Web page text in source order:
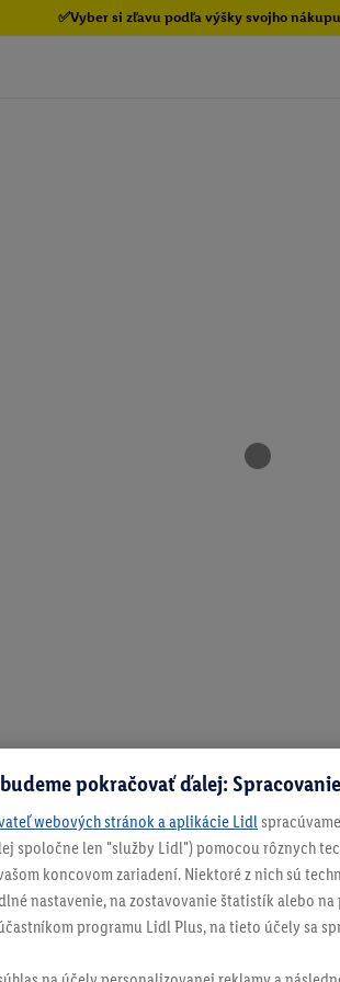
✅Vyber si zľavu podľa výšky svojho
pokračovať ďalej:
webových stránok a aplikácie Lidl
spoločne len "služby Lidl") pomocou rôznych
koncovom zariadení. Niektoré z nich sú
nastavenie, na zostavovanie štatistík alebo
programu Lidl Plus, na tieto účely sa